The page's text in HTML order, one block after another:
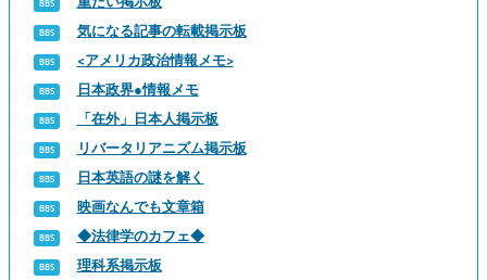
気になる記事の転載掲示板
<アメリカ政治情報メモ>
日本政界●情報メモ
「在外」日本人掲示板
リバータリアニズム掲示板
日本英語の謎を解く
映画なんでも文章箱
◆法律学のカフェ◆
理科系掲示板